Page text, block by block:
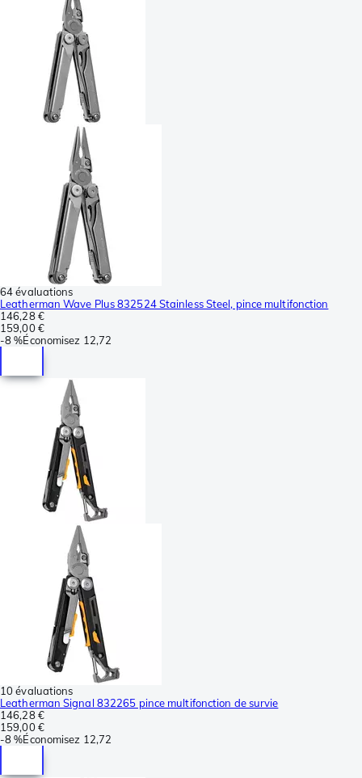
64 évaluations
Leatherman Wave Plus 832524 Stainless Steel, pince multifonction
146,28 €
159,00 €
-8 %Économisez 12,72
10 évaluations
Leatherman Signal 832265 pince multifonction de survie
146,28 €
159,00 €
-8 %Économisez 12,72